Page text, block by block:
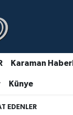
Karaman
Künye
EDENLER